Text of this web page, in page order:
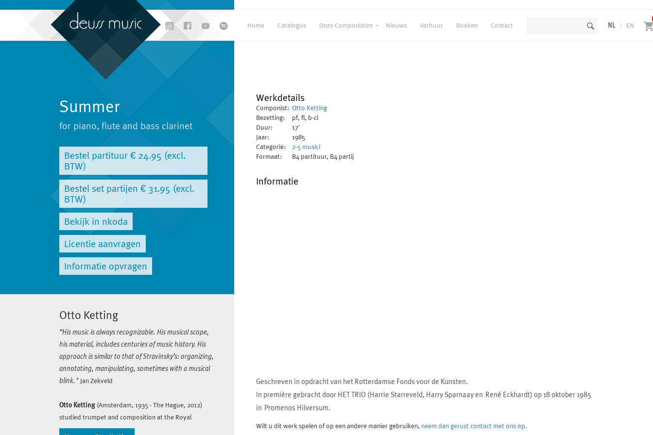
Home Catalogus Onze Componisten Nieuws Verhuur Boeken Contact NL / EN
Summer
for piano, flute and bass clarinet
Bestel partituur € 24.95 (excl.
BTW)
Bestel set partijen € 31.95 (excl.
BTW)
Bekijk in nkoda
Licentie aanvragen
Informatie opvragen
Otto Ketting
“His music is always recognizable. His musical scope,
his material, includes centuries of music history. His
approach is similar to that of Stravinsky’s: organizing,
annotating, manipulating, sometimes with a musical
blink." Jan Zekveld
Otto Ketting (Amsterdam, 1935 - The Hague, 2012)
studied trumpet and composition at the Royal
Conservatory in The Hague, continuing his
Werkdetails
Componist: Otto Ketting
Bezetting: pf, fl, b-cl
Duur:
17'
Jaar:
1985
Categorie:
2-5 musici
Formaat:
B4 partituur, B4 partij
Informatie
Geschreven in opdracht van het Rotterdamse Fonds voor de Kunsten.
In première gebracht door HET TRIO (Harrie Starreveld, Harry Sparnaay en René Eckhardt) op 18 oktober 1985
in Promenos Hilversum.
Wilt u dit werk spelen of op een andere manier gebruiken, neem dan gerust contact met ons op.